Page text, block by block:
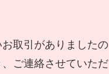
取引がありましたの
ご連絡させていただ